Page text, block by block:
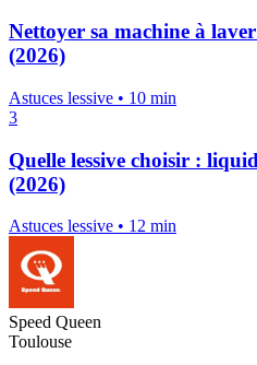
Nettoyer sa machine à
(2026)
Astuces lessive • 10 min
3
Quelle lessive choisir :
(2026)
Astuces lessive • 12 min
Speed Queen
Toulouse